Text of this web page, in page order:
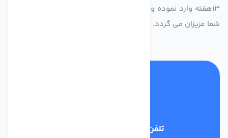
13هفته وارد نموده و این عمر باعث صرفه جویی در هزینه و زمان
شما عزیزان می گردد.
تلفن پشتیبانی